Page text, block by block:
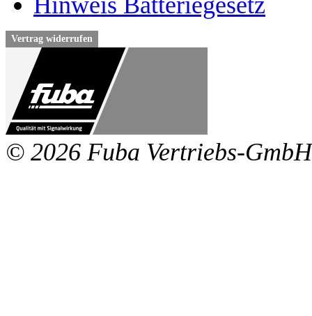
Vertrag widerrufen
© 2026 Fuba Vertriebs-GmbH